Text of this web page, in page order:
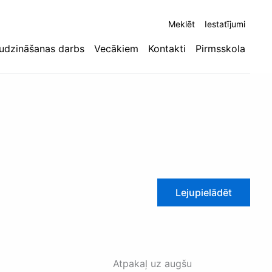
Meklēt Iestatījumi
darbs Vecākiem Kontakti Pirmsskola
Lejupielādēt
Atpakaļ uz augšu